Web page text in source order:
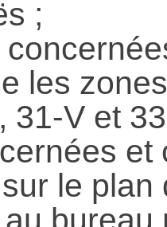
;
les
31-V et
et
le plan